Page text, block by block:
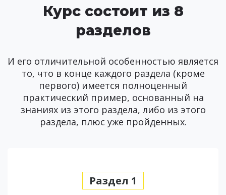
Курс состоит из 8
разделов
И его отличительной особенностью является
то, что в конце каждого раздела (кроме
первого) имеется полноценный
практический пример, основанный на
знаниях из этого раздела, либо из этого
раздела, плюс уже пройденных.